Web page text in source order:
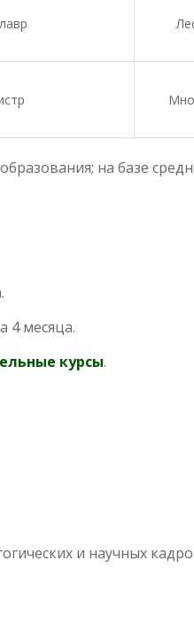
на базе
4 месяца.
курсы.
и научных